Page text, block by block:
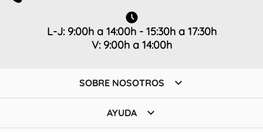
L-J: 9:00h a 14:00h - 15:30h a 17:30h
V: 9:00h a 14:00h
SOBRE NOSOTROS 
AYUDA 